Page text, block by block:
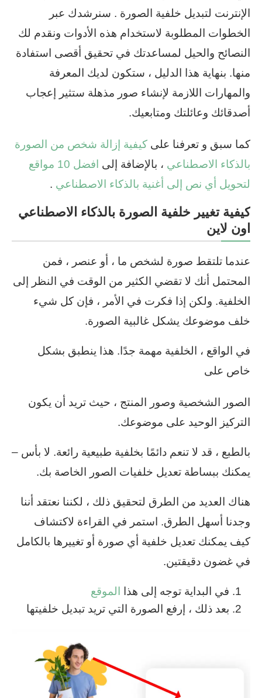
الإنترنت لتبديل خلفية الصورة . سنرشدك عبر
الخطوات المطلوبة لاستخدام هذه الأدوات ونقدم لك
النصائح والحيل لمساعدتك في تحقيق أقصى استفادة
منها. بنهاية هذا الدليل ، ستكون لديك المعرفة
والمهارات اللازمة لإنشاء صور مذهلة ستثير إعجاب
أصدقائك وعائلتك ومتابعيك.
كما سبق و تعرفنا على كيفية إزالة شخص من الصورة
بالذكاء الاصطناعي ، بالإضافة إلى
افضل 10 مواقع
لتحويل أي نص إلى أغنية بالذكاء الاصطناعي .
كيفية تغيير خلفية الصورة بالذكاء الاصطناعي
اون لاين
عندما تلتقط صورة لشخص ما ، أو عنصر ، فمن
المحتمل أنك لا تقضي الكثير من الوقت في النظر إلى
الخلفية. ولكن إذا فكرت في الأمر ، فإن كل شيء
خلف موضوعك يشكل غالبية الصورة.
في الواقع ، الخلفية مهمة جدًا. هذا ينطبق بشكل
خاص على
الصور الشخصية وصور المنتج ، حيث تريد أن يكون
التركيز الوحيد على موضوعك.
بالطبع ، قد لا تنعم دائمًا بخلفية طبيعية رائعة. لا بأس –
يمكنك ببساطة تعديل خلفيات الصور الخاصة بك.
هناك العديد من الطرق لتحقيق ذلك ، لكننا نعتقد أننا
وجدنا أسهل الطرق. استمر في القراءة لاكتشاف
كيف يمكنك تعديل خلفية أي صورة أو تغييرها بالكامل
في غضون دقيقتين.
في البداية توجه إلى هذا
الموقع
بعد ذلك ، إرفع الصورة التي تريد تبديل خلفيتها